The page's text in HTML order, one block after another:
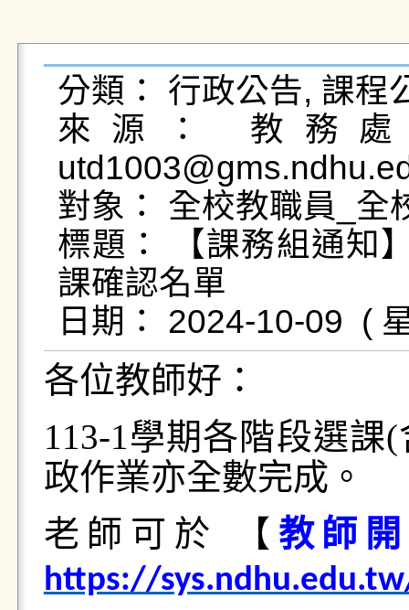
分類： 行政公告, 課程
來源： 教務
對象： 全校教職員_全
標題： 【課務組通知
課確認名單
各位教師好：
113-1學期各階段選課
政作業亦全數完成。
老師可於 【 教師
https://